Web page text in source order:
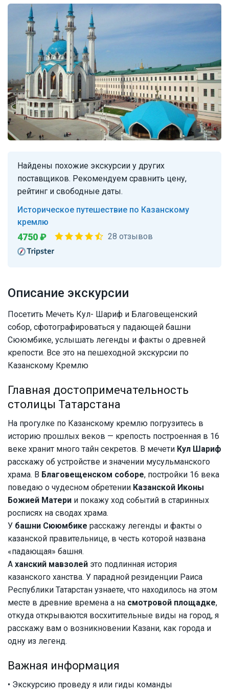
Описание экскурсии
Посетить Мечеть Кул- Шариф и Благовещенский
собор, сфотографироваться у падающей башни
Сююмбике, услышать легенды и факты о древней
крепости. Все это на пешеходной экскурсии по
Казанскому Кремлю
Главная достопримечательность
столицы Татарстана
На прогулке по Казанскому кремлю погрузитесь в
историю прошлых веков — крепость построенная в 16
веке хранит много тайн секретов. В мечети Кул Шариф
расскажу об устройстве и значении мусульманского
храма. В Благовещенском соборе, постройки 16 века
поведаю о чудесном обретении Казанской Иконы
Божией Матери и покажу ход событий в старинных
росписях на сводах храма.
У башни Сююмбике расскажу легенды и факты о
казанской правительнице, в честь которой названа
«падающая» башня.
А ханский мавзолей это подлинная история
казанского ханства. У парадной резиденции Раиса
Республики Татарстан узнаете, что находилось на этом
месте в древние времена а на смотровой площадке,
откуда открываются восхитительные виды на город, я
расскажу вам о возникновении Казани, как города и
одну из легенд.
Важная информация
• Экскурсию проведу я или гиды команды
Найдены похожие экскурсии у других
поставщиков. Рекомендуем сравнить цену,
рейтинг и свободные даты.
Историческое путешествие по Казанскому
кремлю
4750 ₽ 28 отзывов